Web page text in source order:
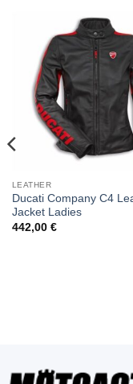
LEATHER
Ducati Company C4
Jacket Ladies
442,00 €